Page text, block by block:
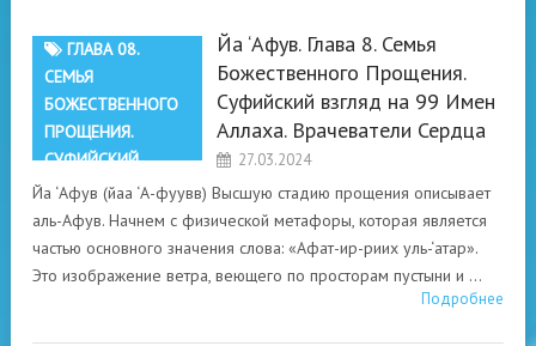
ГЛАВА 08.
СЕМЬЯ
БОЖЕСТВЕННОГО
ПРОЩЕНИЯ.
СУФИЙСКИЙ
ВЗГЛЯД НА 99
ИМЕН АЛЛАХА.
ВРАЧЕВАТЕЛИ
СЕРДЦА
Йа ‘Афув. Глава 8. Семья
Божественного Прощения.
Суфийский взгляд на 99 Имен
Аллаха. Врачеватели Сердца
27.03.2024
Йа ‘Афув (йаа ‘А-фуувв) Высшую стадию прощения описывает
аль-Афув. Начнем с физической метафоры, которая является
частью основного значения слова: «Афат-ир-риих уль-‘атар».
Это изображение ветра, веющего по просторам пустыни и …
Подробнее